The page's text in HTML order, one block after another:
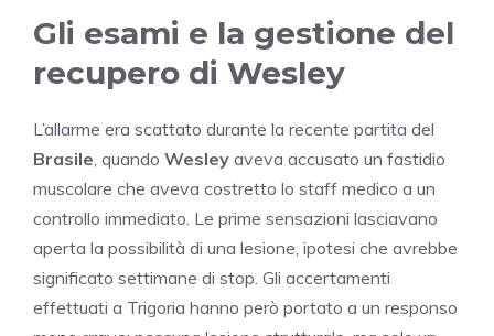
Gli esami e la gestione del
recupero di Wesley
L’allarme era scattato durante la recente partita del
Brasile , quando Wesley aveva accusato un fastidio
muscolare che aveva costretto lo staff medico a un
controllo immediato. Le prime sensazioni lasciavano
aperta la possibilità di una lesione, ipotesi che avrebbe
significato settimane di stop. Gli accertamenti
effettuati a Trigoria hanno però portato a un responso